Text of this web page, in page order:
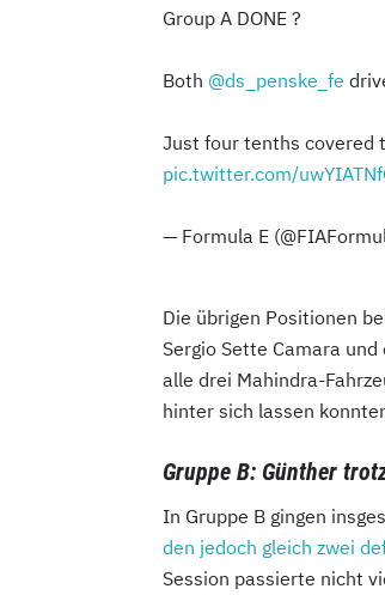
Group A DONE ?
Both @ds_penske_fe
Just four tenths covered
pic.twitter.com/
— Formula E
Die übrigen Positionen
Sergio Sette Camara
alle drei Mahindra-
hinter sich lassen
Gruppe B: Günther
In Gruppe B gingen
den jedoch gleich zwei
Session passierte nicht